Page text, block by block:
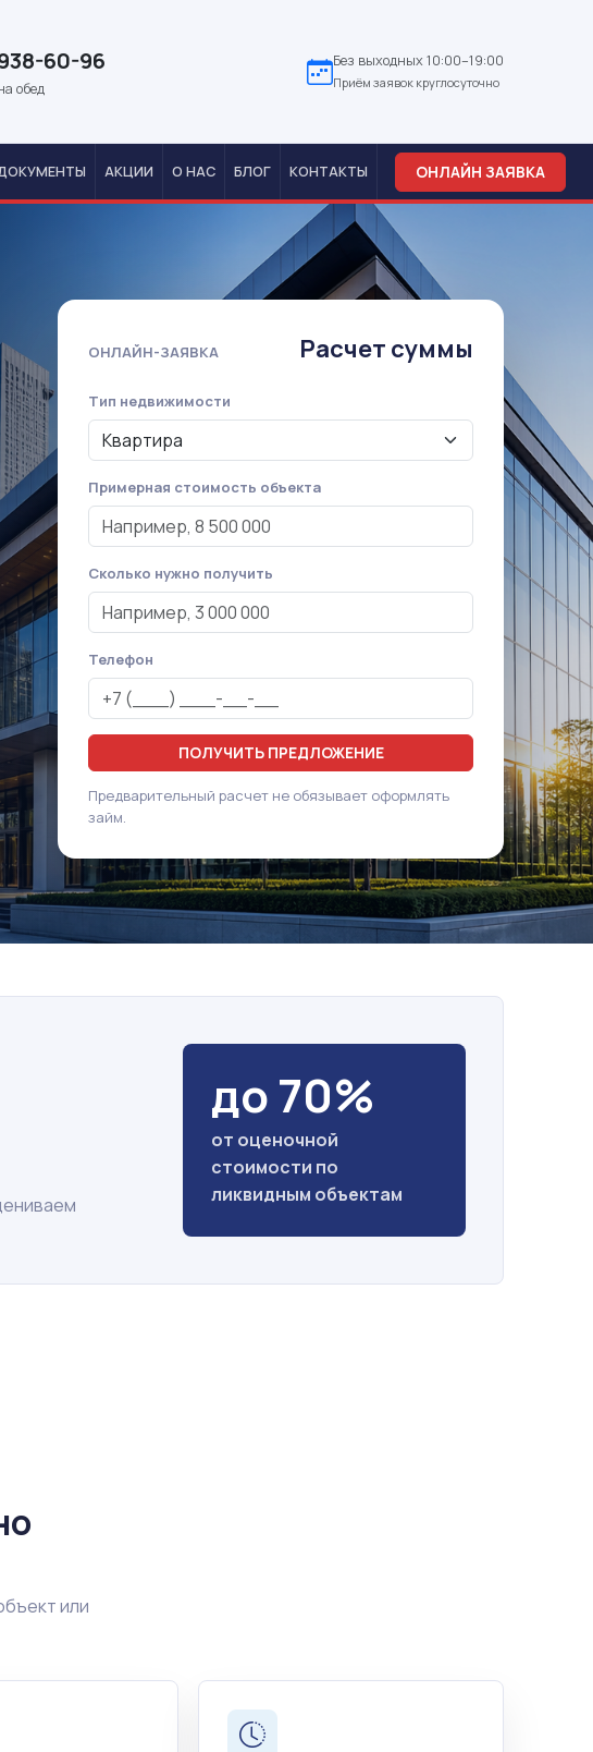
60-96
обед
Без выходных 10:00–19:00
Приём заявок круглосуточно
АКЦИИ О НАС БЛОГ КОНТАКТЫ ОНЛАЙН ЗАЯВКА
ОНЛАЙН-ЗАЯВКА Расчет суммы
Тип недвижимости
Примерная стоимость объекта
Сколько нужно получить
Телефон
ПОЛУЧИТЬ ПРЕДЛОЖЕНИЕ
Предварительный расчет не обязывает оформлять
займ.
до 70%
от оценочной
стоимости по
ликвидным объектам
или